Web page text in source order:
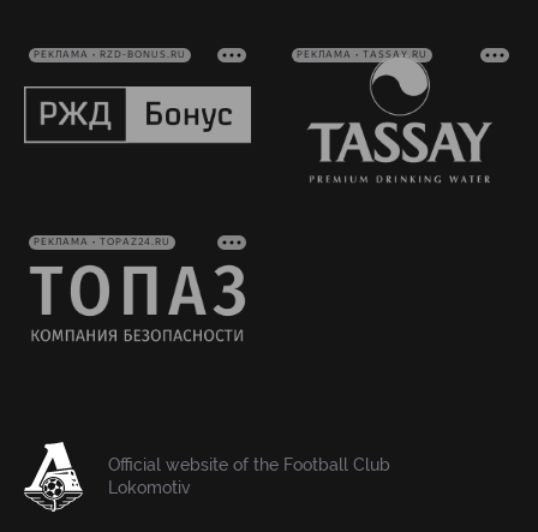
РЕКЛАМА • RZD-BONUS.RU РЕКЛАМА • TASSAY.RU
РЕКЛАМА • TOPAZ24.RU
Official website of the Football Club
Lokomotiv